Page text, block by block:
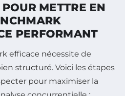
METTRE EN
PERFORMANT
efficace nécessite de
structuré. Voici les étapes
pour maximiser la